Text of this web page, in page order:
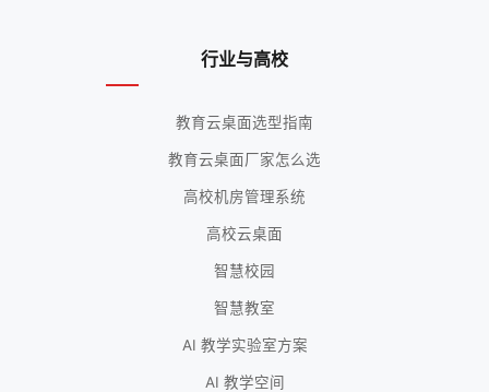
行业与高校
教育云桌面选型指南
教育云桌面厂家怎么选
高校机房管理系统
高校云桌面
智慧校园
智慧教室
AI 教学实验室方案
AI 教学空间